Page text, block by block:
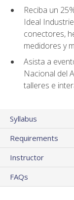
Reciba un
Ideal
conectores,
medidores y
Asista a
Nacional del
talleres e
Syllabus
Requirements
Instructor
FAQs